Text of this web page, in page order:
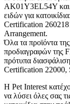
AK01Y3EL54Y και
ειδών για
Certification
Arrangement.
Όλα τα προϊόντα
προδιαγραφών της
πρότυπα
Certification 22000,
H Pet Interest
να λύσει όλες σας